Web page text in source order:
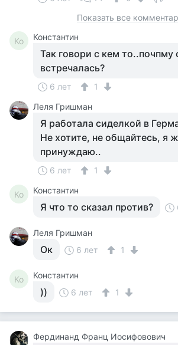
Показать все
Ко Константин
Так говори с кем то..почпму
встречалась?
6 лет
1
Леля Гришман
Я работала сиделкой в
Не хотите, не общайтесь, я
принуждаю..
6 лет 1
Ко Константин
Я что то сказал против?
Леля Гришман
Ок 6 лет 1
Ко Константин
)) 6 лет 1
Фердинанд Франц Иосифовович